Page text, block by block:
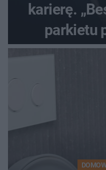
karierę.
parkietu